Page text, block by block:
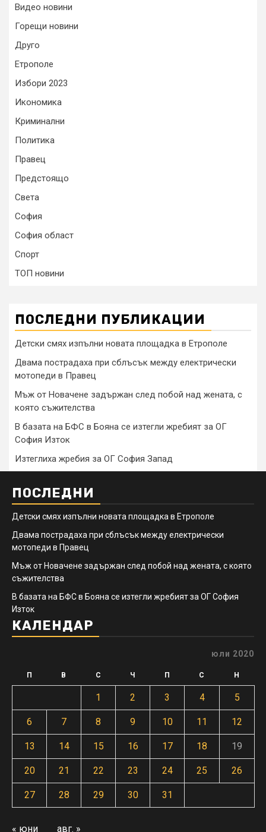
Видео новини
Горещи новини
Друго
Етрополе
Избори 2023
Икономика
Криминални
Политика
Правец
Предстоящо
Света
София
София област
Спорт
ТОП новини
ПОСЛЕДНИ ПУБЛИКАЦИИ
Детски смях изпълни новата площадка в Етрополе
Двама пострадаха при сблъсък между електрически
мотопеди в Правец
Мъж от Новачене задържан след побой над жената, с
която съжителства
В базата на БФС в Бояна се изтегли жребият за ОГ
София Изток
Изтеглиха жребия за ОГ София Запад
ПОСЛЕДНИ
Детски смях изпълни новата площадка в Етрополе
Двама пострадаха при сблъсък между електрически
мотопеди в Правец
Мъж от Новачене задържан след побой над жената, с която
съжителства
В базата на БФС в Бояна се изтегли жребият за ОГ София
Изток
КАЛЕНДАР
юли 2020
П В С Ч П С Н
1 2 3 4 5
6 7 8 9 10 11 12
13 14 15 16 17 18 19
20 21 22 23 24 25 26
27 28 29 30 31
« юни авг. »